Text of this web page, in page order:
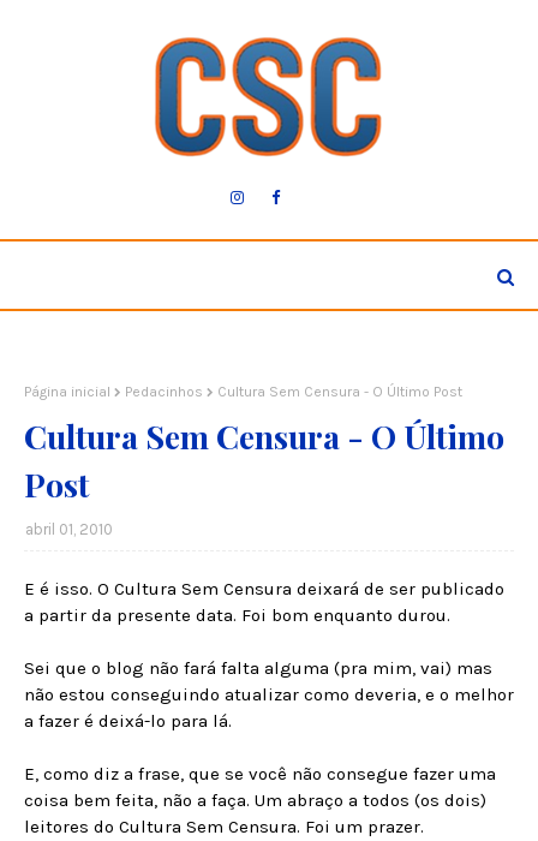
Página inicial Pedacinhos Cultura Sem Censura - O Último Post
Cultura Sem Censura - O Último
Post
abril 01, 2010
E é isso. O Cultura Sem Censura deixará de ser publicado
a partir da presente data. Foi bom enquanto durou.
Sei que o blog não fará falta alguma (pra mim, vai) mas
não estou conseguindo atualizar como deveria, e o melhor
a fazer é deixá-lo para lá.
E, como diz a frase, que se você não consegue fazer uma
coisa bem feita, não a faça. Um abraço a todos (os dois)
leitores do Cultura Sem Censura. Foi um prazer.